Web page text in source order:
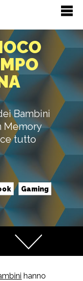
Bambini
Memory
tutto
Gaming
hanno